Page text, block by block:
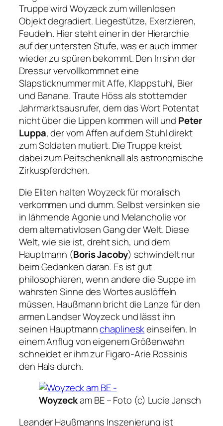
Truppe wird Woyzeck zum willenlosen
Objekt degradiert. Liegestütze, Exerzieren,
Feudeln. Hier steht einer in der Hierarchie
auf der untersten Stufe, was er auch immer
wieder zu spüren bekommt. Den Irrsinn der
Dressur vervollkommnet eine
Slapsticknummer mit Affe, Klappstuhl, Bier
und Banane. Traute Höss als stotternder
Jahrmarktsausrufer, dem das Wort Potentat
nicht über die Lippen kommen will und Peter
Luppa, der vom Affen auf dem Stuhl direkt
zum Soldaten mutiert. Die Truppe kreist
dabei zum Peitschenknall als astronomische
Zirkuspferdchen.
Die Eliten halten Woyzeck für moralisch
verkommen und dumm. Selbst versinken sie
in lähmende Agonie und Melancholie vor
dem alternativlosen Gang der Welt. Diese
Welt, wie sie ist, dreht sich, und dem
Hauptmann (Boris Jacoby) schwindelt nur
beim Gedanken daran. Es ist gut
philosophieren, wenn andere die Suppe im
wahrsten Sinne des Wortes auslöffeln
müssen. Haußmann bricht die Lanze für den
armen Landser Woyzeck und lässt ihn
seinen Hauptmannchaplineskeinseifen. In
einem Anflug von eigenem Größenwahn
schneidet er ihm zur Figaro-Arie Rossinis
den Hals durch.
Woyzeckam BE –Foto (c) Lucie Jansch
Leander Haußmanns Inszenierung ist